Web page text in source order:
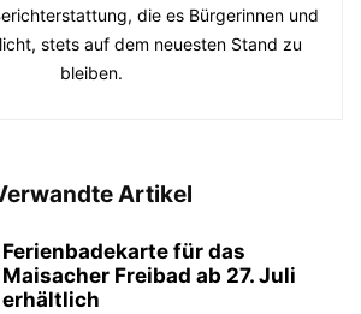
die es Bürgerinnen und
stets auf dem neuesten Stand zu
bleiben.
Artikel
Ferienbadekarte für das
Maisacher Freibad ab 27. Juli
erhältlich